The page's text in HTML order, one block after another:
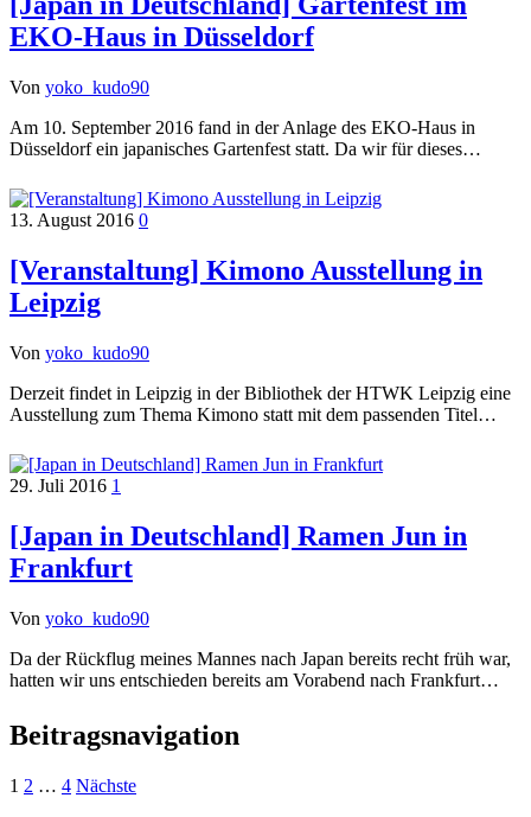
EKO-Haus in Düsseldorf
Von yoko_kudo90
Am 10. September 2016 fand in der Anlage des EKO-Haus in
Düsseldorf ein japanisches Gartenfest statt. Da wir für dieses…
13. August 2016 0
[Veranstaltung] Kimono Ausstellung in
Leipzig
Von yoko_kudo90
Derzeit findet in Leipzig in der Bibliothek der HTWK Leipzig eine
Ausstellung zum Thema Kimono statt mit dem passenden Titel…
29. Juli 2016 1
[Japan in Deutschland] Ramen Jun in
Frankfurt
Von yoko_kudo90
Da der Rückflug meines Mannes nach Japan bereits recht früh war,
hatten wir uns entschieden bereits am Vorabend nach Frankfurt…
Beitragsnavigation
1 2 … 4 Nächste